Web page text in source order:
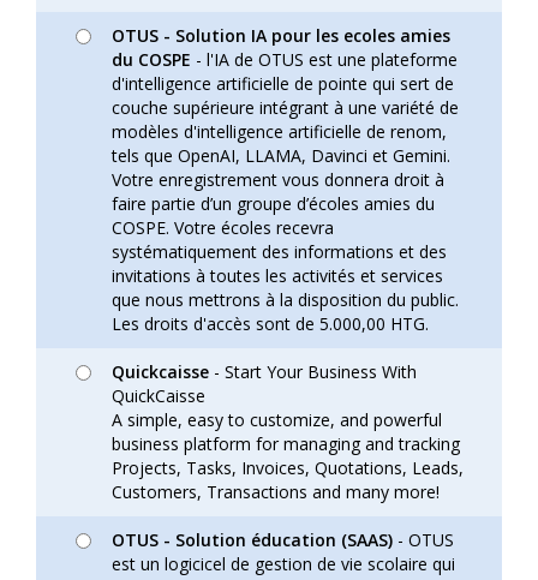
OTUS - Solution IA pour les ecoles amies
du COSPE - l'IA de OTUS est une plateforme
d'intelligence artificielle de pointe qui sert de
couche supérieure intégrant à une variété de
modèles d'intelligence artificielle de renom,
tels que OpenAI, LLAMA, Davinci et Gemini.
Votre enregistrement vous donnera droit à
faire partie d’un groupe d’écoles amies du
COSPE. Votre écoles recevra
systématiquement des informations et des
invitations à toutes les activités et services
que nous mettrons à la disposition du public.
Les droits d'accès sont de 5.000,00 HTG.
Quickcaisse - Start Your Business With
QuickCaisse
A simple, easy to customize, and powerful
business platform for managing and tracking
Projects, Tasks, Invoices, Quotations, Leads,
Customers, Transactions and many more!
OTUS - Solution éducation (SAAS) - OTUS
est un logicicel de gestion de vie scolaire qui